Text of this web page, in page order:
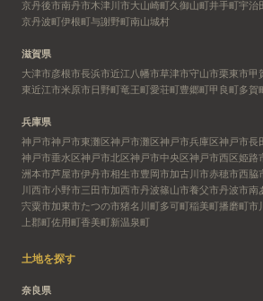
京丹後市南丹市木津川市大山崎町久御山町井手町宇治
京丹波町伊根町与謝野町南山城村
滋賀県
大津市彦根市長浜市近江八幡市草津市守山市栗東市甲
東近江市米原市日野町竜王町愛荘町豊郷町甲良町多賀
兵庫県
神戸市神戸市東灘区神戸市灘区神戸市兵庫区神戸市長
神戸市垂水区神戸市北区神戸市中央区神戸市西区姫路
洲本市芦屋市伊丹市相生市豊岡市加古川市赤穂市西脇
川西市小野市三田市加西市丹波篠山市養父市丹波市南
宍粟市加東市たつの市猪名川町多可町稲美町播磨町市
上郡町佐用町香美町新温泉町
土地を探す
奈良県